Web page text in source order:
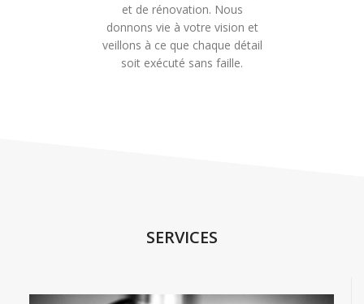
et de rénovation. Nous
donnons vie à votre vision et
veillons à ce que chaque détail
soit exécuté sans faille.
SERVICES